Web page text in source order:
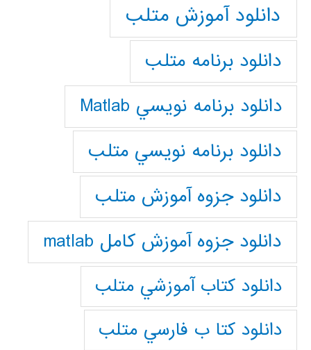
دانلود آموزش متلب
دانلود برنامه متلب
دانلود برنامه نويسي Matlab
دانلود برنامه نويسي متلب
دانلود جزوه آموزش متلب
دانلود جزوه آموزش کامل matlab
دانلود كتاب آموزشي متلب
دانلود كتا ب فارسي متلب